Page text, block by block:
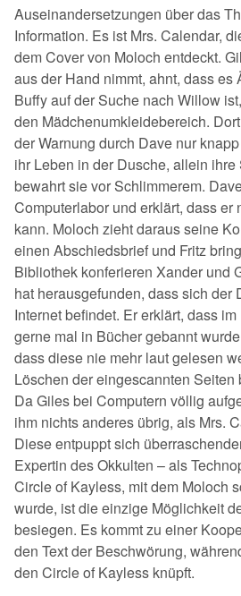
Auseinandersetzungen über das
Information. Es ist Mrs. Calendar,
dem Cover von Moloch entdeckt.
aus der Hand nimmt, ahnt, dass es
Buffy auf der Suche nach Willow
den Mädchenumkleidebereich.
der Warnung durch Dave nur
ihr Leben in der Dusche, allein
bewahrt sie vor Schlimmerem.
Computerlabor und erklärt, dass er
kann. Moloch zieht daraus seine
einen Abschiedsbrief und Fritz
Bibliothek konferieren Xander und
hat herausgefunden, dass sich der
Internet befindet. Er erklärt, dass
gerne mal in Bücher gebannt
dass diese nie mehr laut gelesen
Löschen der eingescannten Seiten
Da Giles bei Computern völlig
ihm nichts anderes übrig, als Mrs.
Diese entpuppt sich
Expertin des Okkulten – als
Circle of Kayless, mit dem Moloch
wurde, ist die einzige Möglichkeit
besiegen. Es kommt zu einer
den Text der Beschwörung,
den Circle of Kayless knüpft.